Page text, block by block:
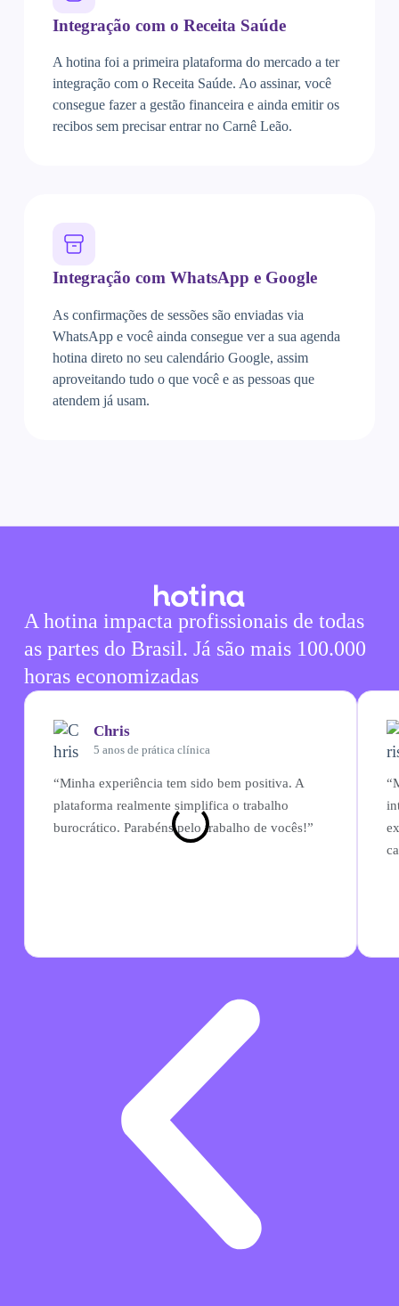
Integração com o Receita Saúde
A hotina foi a primeira plataforma do mercado a ter
integração com o Receita Saúde. Ao assinar, você
consegue fazer a gestão financeira e ainda emitir os
recibos sem precisar entrar no Carnê Leão.
Integração com WhatsApp e Google
As confirmações de sessões são enviadas via
WhatsApp e você ainda consegue ver a sua agenda
hotina direto no seu calendário Google, assim
aproveitando tudo o que você e as pessoas que
atendem já usam.
A hotina impacta profissionais de todas
as partes do Brasil. Já são mais 100.000
horas economizadas
Chris
5 anos de prática clínica
“Minha experiência tem sido bem positiva. A
plataforma realmente simplifica o trabalho
burocrático. Parabéns pelo trabalho de vocês!”